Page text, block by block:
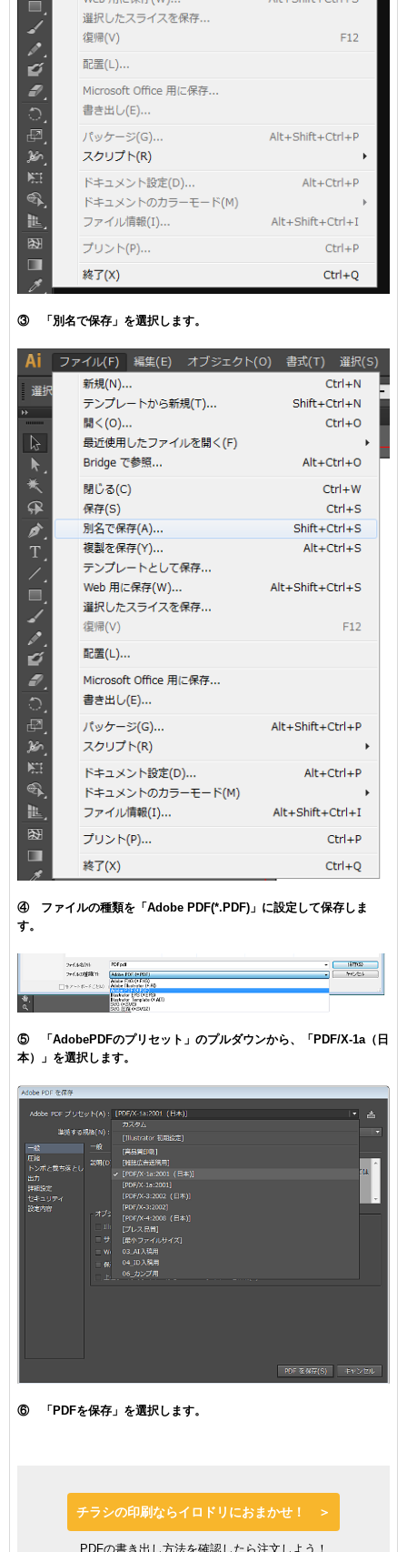
③ 「別名で保存」を選択します。
④ ファイルの種類を「Adobe PDF(*.PDF)」に設定して保存しま
す。
⑤ 「AdobePDFのプリセット」のプルダウンから、「PDF/X-1a（日
本）」を選択します。
⑥ 「PDFを保存」を選択します。
チラシの印刷ならイロドリにおまかせ！ ＞
PDFの書き出し方法を確認したら注文しよう！